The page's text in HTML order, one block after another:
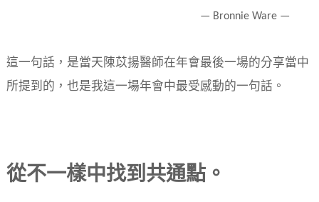
— Bronnie Ware —
這一句話，是當天陳苡揚醫師在年會最後一場的分享當中
所提到的，也是我這一場年會中最受感動的一句話。
從不一樣中找到共通點。